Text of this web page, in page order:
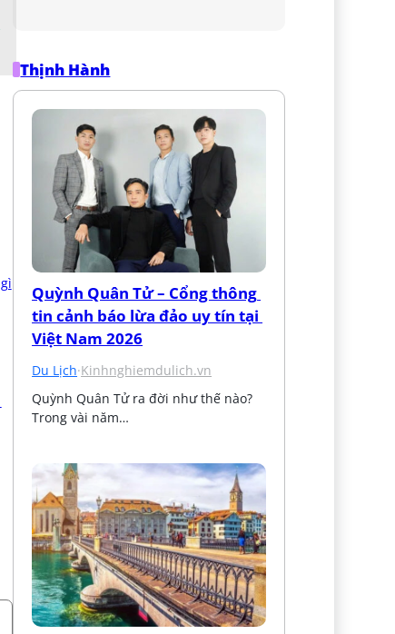
Thịnh Hành
Quỳnh Quân Tử – Cổng thông
tin cảnh báo lừa đảo uy tín tại
Việt Nam 2026
Du Lịch·Kinhnghiemdulich.vn
Quỳnh Quân Tử ra đời như thế nào?
Trong vài năm…